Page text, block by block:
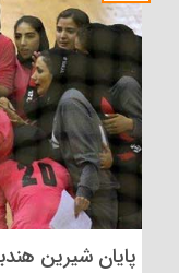
پایان شیرین